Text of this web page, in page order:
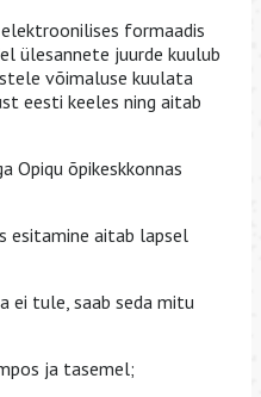
formaadis
ülesannete juurde kuulub
võimaluse kuulata
eesti keeles ning aitab
Opiqu õpikeskkonnas
aitab lapsel
tule, saab seda mitu
ja tasemel;